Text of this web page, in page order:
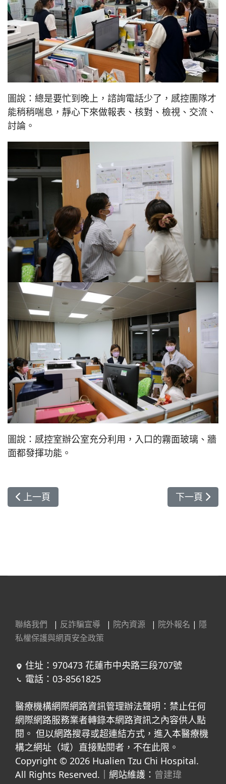
圖說：總是要忙到晚上，諮詢電話少了，感控團隊才
能稍稍喘息，靜心下來做報表、核對、檢視、交流、
討論。
圖說：感控室辦公室充分利用，入口的霧面玻璃、牆
面都發揮功能。
上一篇文章: 守護五千分之一的機率 花蓮慈院兒童
上一頁 下一篇文章
下一頁
聯絡我們 | 反詐騙宣導 | 院內資源 | 院外報名 | 隱
私權保護與網頁安全政策
住址：970473 花蓮市中央路三段707號
電話：03-8561825
醫療機構網際網路資訊管理辦法聲明：禁止任何
網際網路服務業者轉錄本網路資訊之內容供人點
閱。 但以網路搜尋或超連結方式，進入本醫療機
構之網址（域）直接點閱者，不在此限。
Copyright © 2026 Hualien Tzu Chi Hospital.
All Rights Reserved.｜網站維護： 曾建瑋